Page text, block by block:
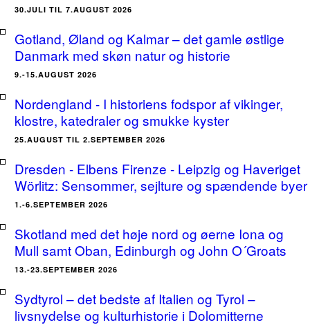
30.JULI TIL 7.AUGUST 2026
Gotland, Øland og Kalmar – det gamle østlige
Danmark med skøn natur og historie
9.-15.AUGUST 2026
Nordengland - I historiens fodspor af vikinger,
klostre, katedraler og smukke kyster
25.AUGUST TIL 2.SEPTEMBER 2026
Dresden - Elbens Firenze - Leipzig og Haveriget
Wörlitz: Sensommer, sejlture og spændende byer
1.-6.SEPTEMBER 2026
Skotland med det høje nord og øerne Iona og
Mull samt Oban, Edinburgh og John O´Groats
13.-23.SEPTEMBER 2026
Sydtyrol – det bedste af Italien og Tyrol –
livsnydelse og kulturhistorie i Dolomitterne